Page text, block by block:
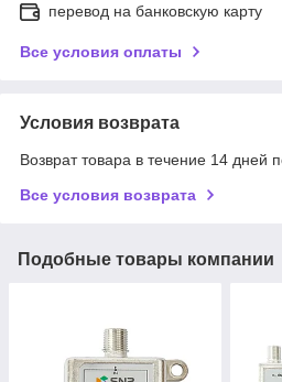
перевод на банковскую карту
Все условия оплаты
Условия возврата
Возврат товара в течение 14 дней
Все условия возврата
Подобные товары компании